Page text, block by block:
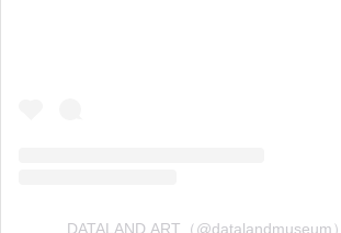
DATALAND.ART（@datalandmuseum